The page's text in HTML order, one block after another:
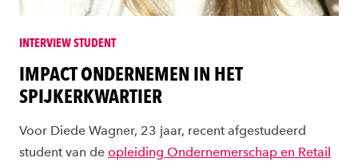
INTERVIEW STUDENT
IMPACT ONDERNEMEN IN HET
SPIJKERKWARTIER
Voor Diede Wagner, 23 jaar, recent afgestudeerd
student van de opleiding Ondernemerschap en Retail